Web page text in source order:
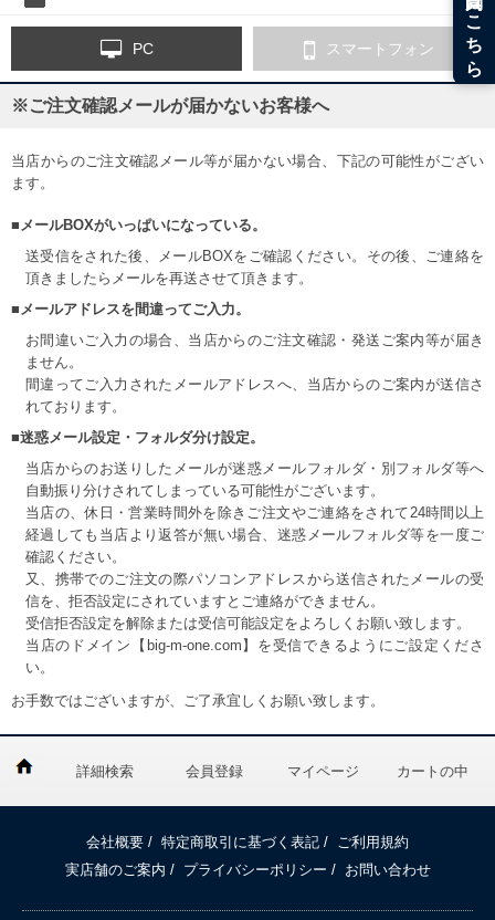
PC スマートフォン
※ご注文確認メールが届かないお客様へ
当店からのご注文確認メール等が届かない場合、下記の可能性がござい
ます。
■メールBOXがいっぱいになっている。
送受信をされた後、メールBOXをご確認ください。その後、ご連絡を
頂きましたらメールを再送させて頂きます。
■メールアドレスを間違ってご入力。
お間違いご入力の場合、当店からのご注文確認・発送ご案内等が届き
ません。
間違ってご入力されたメールアドレスへ、当店からのご案内が送信さ
れております。
■迷惑メール設定・フォルダ分け設定。
当店からのお送りしたメールが迷惑メールフォルダ・別フォルダ等へ
自動振り分けされてしまっている可能性がございます。
当店の、休日・営業時間外を除きご注文やご連絡をされて24時間以上
経過しても当店より返答が無い場合、迷惑メールフォルダ等を一度ご
確認ください。
又、携帯でのご注文の際パソコンアドレスから送信されたメールの受
信を、拒否設定にされていますとご連絡ができません。
受信拒否設定を解除または受信可能設定をよろしくお願い致します。
当店のドメイン【big-m-one.com】を受信できるようにご設定くださ
い。
お手数ではございますが、ご了承宜しくお願い致します。
詳細検索 会員登録 マイページ カートの中
会社概要 / 特定商取引に基づく表記 /
ご利用規約
実店舗のご案内 / プライバシーポリシー / お問い合わせ